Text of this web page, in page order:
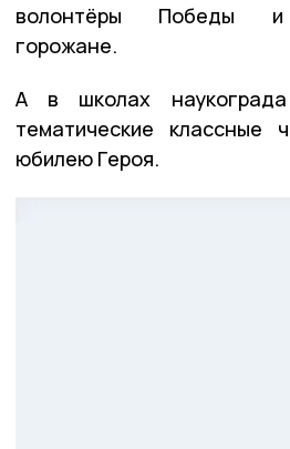
волонтёры Победы и
горожане.
А в школах
тематические классные
юбилею Героя.